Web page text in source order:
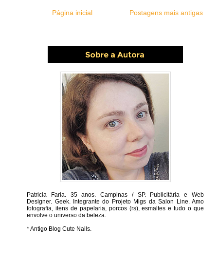
Postagens mais antigas
Página inicial
Patricia Faria. 35 anos. Campinas / SP. Publicitária e Web
Designer. Geek. Integrante do Projeto Migs da Salon Line. Amo
fotografia, itens de papelaria, porcos (rs), esmaltes e tudo o que
envolve o universo da beleza.
* Antigo Blog Cute Nails.